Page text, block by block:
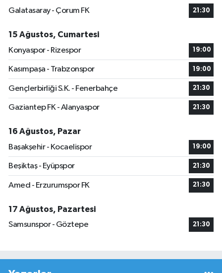
Galatasaray - Çorum FK
21:30
15 Ağustos, Cumartesi
Konyaspor - Rizespor
19:00
Kasımpaşa - Trabzonspor 19:00
Gençlerbirliği S.K. - Fenerbahçe 21:30
Gaziantep FK - Alanyaspor 21:30
16 Ağustos, Pazar
Başakşehir - Kocaelispor
19:00
Beşiktaş - Eyüpspor 21:30
Amed - Erzurumspor FK 21:30
17 Ağustos, Pazartesi
Samsunspor - Göztepe
21:30